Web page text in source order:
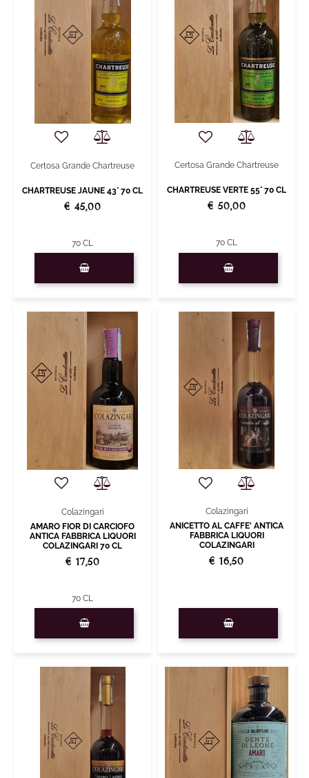
Certosa Grande Chartreuse
CHARTREUSE JAUNE 43° 70 CL
€ 45,00
70 CL
Certosa Grande Chartreuse
CHARTREUSE VERTE 55° 70 CL
€ 50,00
70 CL
Colazingari
AMARO FIOR DI CARCIOFO
ANTICA FABBRICA LIQUORI
COLAZINGARI 70 CL
€ 17,50
70 CL
Colazingari
ANICETTO AL CAFFE' ANTICA
FABBRICA LIQUORI
COLAZINGARI
€ 16,50